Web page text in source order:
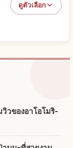
ดูตัวเลือก
วของอาโอโมริ-